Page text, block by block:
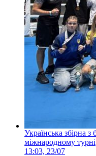
Українська збірна
міжнародному
13:03, 23/07